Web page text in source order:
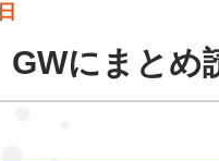
GWにまと